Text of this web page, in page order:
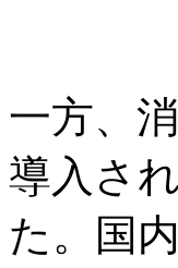
一方、
導入さ
た。国